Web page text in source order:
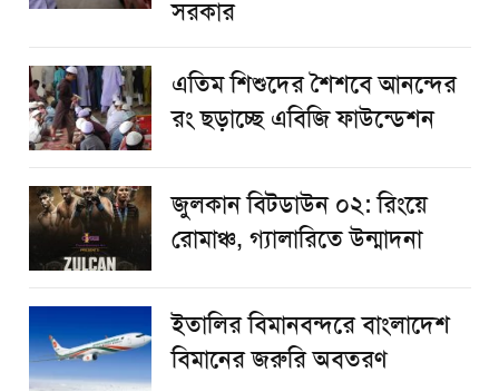
সরকার
এতিম শিশুদের শৈশবে আনন্দের
রং ছড়াচ্ছে এবিজি ফাউন্ডেশন
জুলকান বিটডাউন ০২: রিংয়ে
রোমাঞ্চ, গ্যালারিতে উন্মাদনা
ইতালির বিমানবন্দরে বাংলাদেশ
বিমানের জরুরি অবতরণ